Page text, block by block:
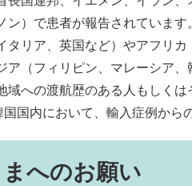
）で患者が報告されています
リア、英国など）やアフリカ
ア（フィリピン、マレーシア
域への渡航歴のある人もしくは
国内において、輸入症例から
へのお願い